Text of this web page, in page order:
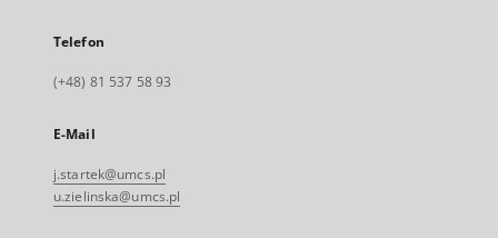
Telefon
(+48) 81 537 58 93
E-Mail
j.startek@umcs.pl
u.zielinska@umcs.pl